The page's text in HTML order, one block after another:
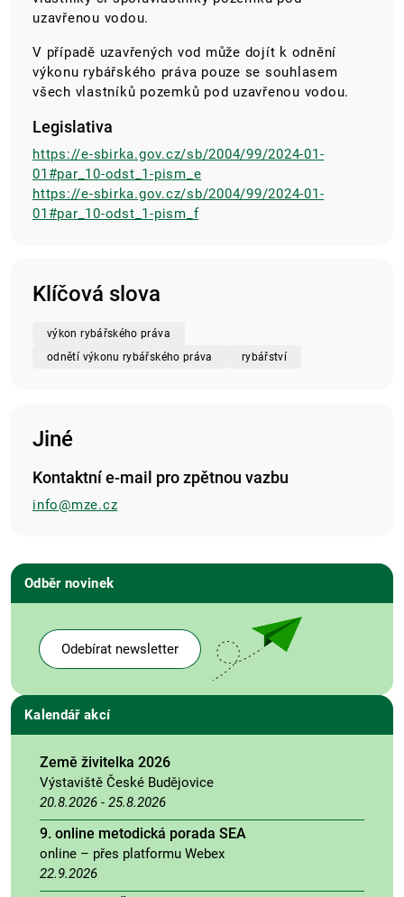
uzavřenou vodou.
V případě uzavřených vod může dojít k odnění
výkonu rybářského práva pouze se souhlasem
všech vlastníků pozemků pod uzavřenou vodou.
Legislativa
https://e-sbirka.gov.cz/sb/2004/99/2024-01-
01#par_10-odst_1-pism_e
https://e-sbirka.gov.cz/sb/2004/99/2024-01-
01#par_10-odst_1-pism_f
Klíčová slova
výkon rybářského práva
odnětí výkonu rybářského práva
rybářství
Jiné
Kontaktní e-mail pro zpětnou vazbu
info@mze.cz
Odběr novinek
Odebírat newsletter
Kalendář akcí
Země živitelka 2026
Výstaviště České Budějovice
20.8.2026 - 25.8.2026
9. online metodická porada SEA
online – přes platformu Webex
22.9.2026